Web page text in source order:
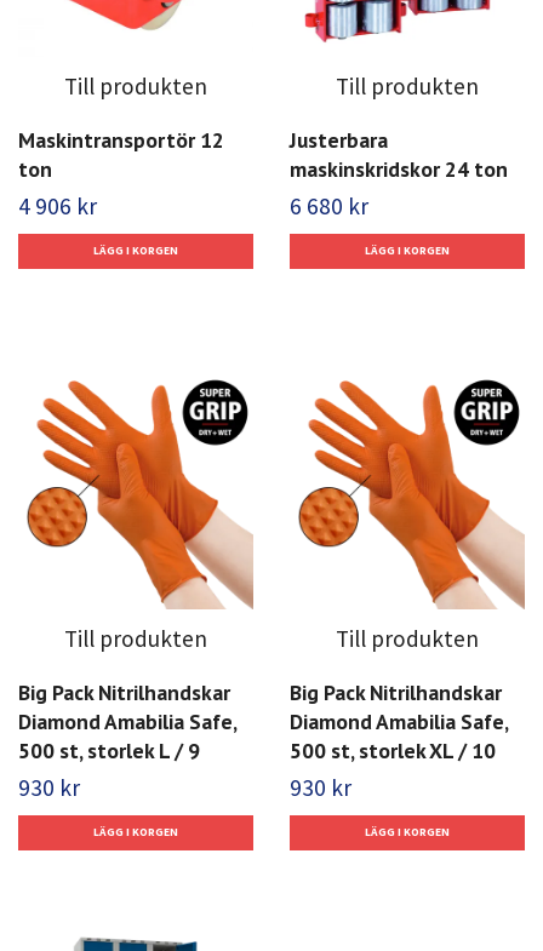
Till produkten
Maskintransportör 12
ton
4 906 kr
Till produkten
Justerbara
maskinskridskor 24 ton
6 680 kr
Till produkten
Big Pack Nitrilhandskar
Diamond Amabilia Safe,
500 st, storlek L / 9
930 kr
Till produkten
Big Pack Nitrilhandskar
Diamond Amabilia Safe,
500 st, storlek XL / 10
930 kr